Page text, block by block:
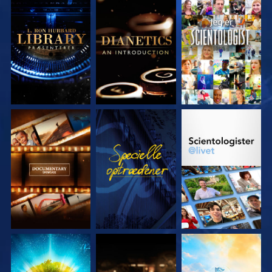
UDFORSK SERIEN UDFORSK SERIEN SE
UDFORSK SERIEN SE UDFORSK SERIEN